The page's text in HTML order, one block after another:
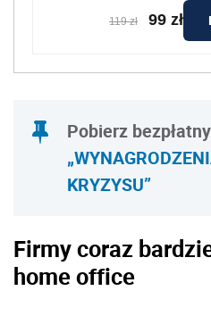
119 zł 99 zł
Pobierz
KRYZYSU”
Firmy coraz
home office